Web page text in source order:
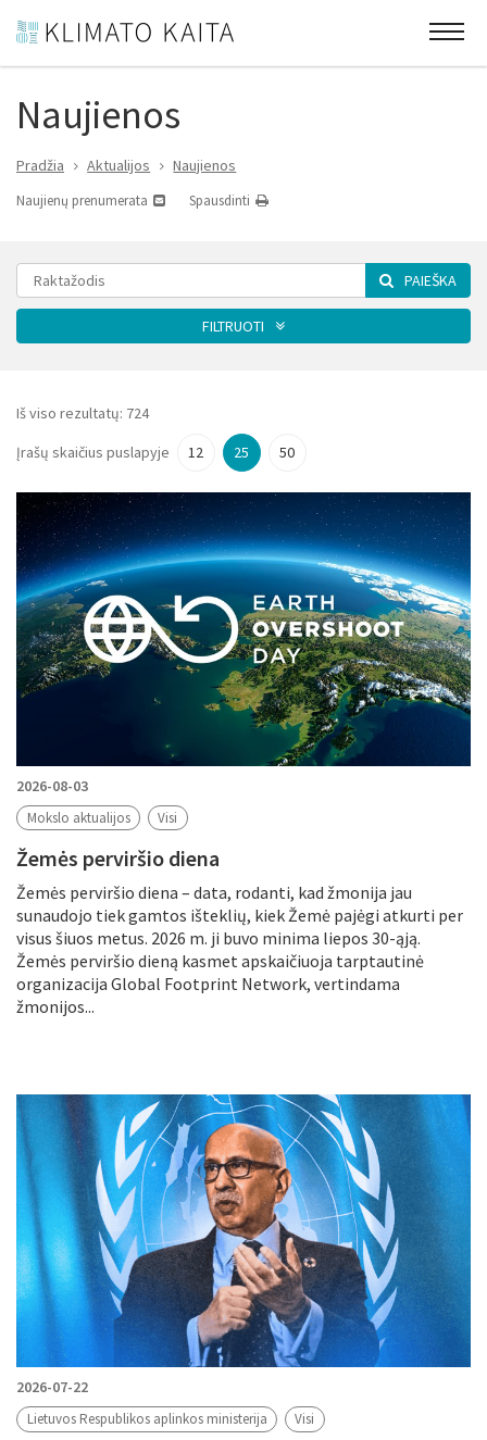
Naujienos
Pradžia Aktualijos Naujienos
Naujienų prenumerata Spausdinti
PAIEŠKA
FILTRUOTI
Kategorija
Filtruoti pagal
Metus
Periodą
Tikslinė grupė
Periodas
Tema
Iš viso rezultatų: 724
Įrašų skaičius puslapyje
12 25 50
2026-08-03
Mokslo aktualijos Visi
Žemės perviršio diena
Žemės perviršio diena – data, rodanti, kad žmonija jau
sunaudojo tiek gamtos išteklių, kiek Žemė pajėgi atkurti per
visus šiuos metus. 2026 m. ji buvo minima liepos 30-ąją.
Žemės perviršio dieną kasmet apskaičiuoja tarptautinė
organizacija Global Footprint Network, vertindama
žmonijos...
2026-07-22
Lietuvos Respublikos aplinkos ministerija Visi